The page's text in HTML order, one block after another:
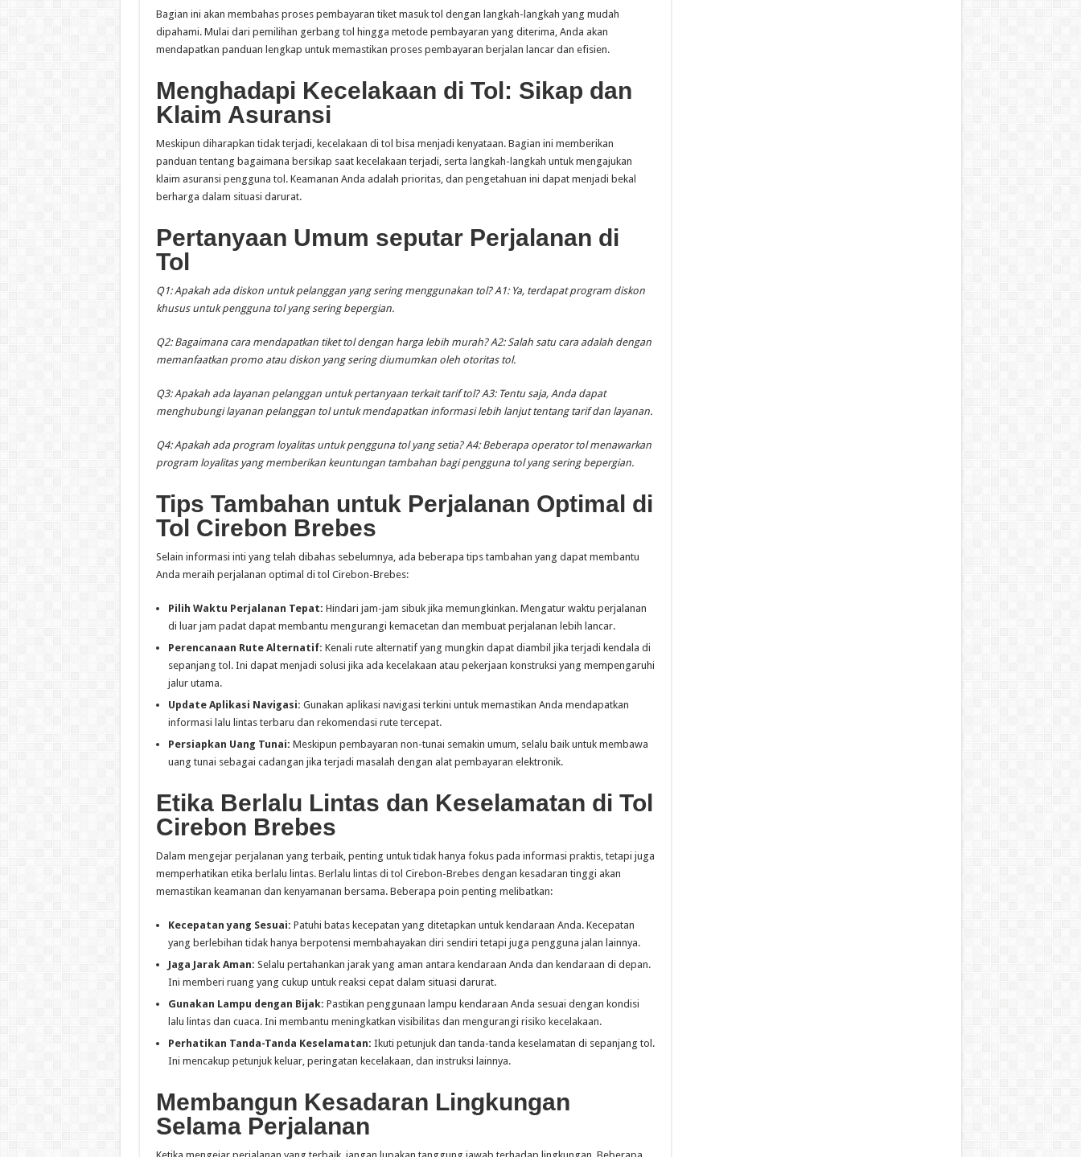
Bagian ini akan membahas proses pembayaran tiket masuk tol dengan langkah-langkah yang mudah
dipahami. Mulai dari pemilihan gerbang tol hingga metode pembayaran yang diterima, Anda akan
mendapatkan panduan lengkap untuk memastikan proses pembayaran berjalan lancar dan efisien.
Menghadapi Kecelakaan di Tol: Sikap dan
Klaim Asuransi
Meskipun diharapkan tidak terjadi, kecelakaan di tol bisa menjadi kenyataan. Bagian ini memberikan
panduan tentang bagaimana bersikap saat kecelakaan terjadi, serta langkah-langkah untuk mengajukan
klaim asuransi pengguna tol. Keamanan Anda adalah prioritas, dan pengetahuan ini dapat menjadi bekal
berharga dalam situasi darurat.
Pertanyaan Umum seputar Perjalanan di
Tol
Q1: Apakah ada diskon untuk pelanggan yang sering menggunakan tol? A1: Ya, terdapat program diskon
khusus untuk pengguna tol yang sering bepergian.
Q2: Bagaimana cara mendapatkan tiket tol dengan harga lebih murah? A2: Salah satu cara adalah dengan
memanfaatkan promo atau diskon yang sering diumumkan oleh otoritas tol.
Q3: Apakah ada layanan pelanggan untuk pertanyaan terkait tarif tol? A3: Tentu saja, Anda dapat
menghubungi layanan pelanggan tol untuk mendapatkan informasi lebih lanjut tentang tarif dan layanan.
Q4: Apakah ada program loyalitas untuk pengguna tol yang setia? A4: Beberapa operator tol menawarkan
program loyalitas yang memberikan keuntungan tambahan bagi pengguna tol yang sering bepergian.
Tips Tambahan untuk Perjalanan Optimal di
Tol Cirebon Brebes
Selain informasi inti yang telah dibahas sebelumnya, ada beberapa tips tambahan yang dapat membantu
Anda meraih perjalanan optimal di tol Cirebon-Brebes:
Pilih Waktu Perjalanan Tepat: Hindari jam-jam sibuk jika memungkinkan. Mengatur waktu perjalanan
di luar jam padat dapat membantu mengurangi kemacetan dan membuat perjalanan lebih lancar.
Perencanaan Rute Alternatif: Kenali rute alternatif yang mungkin dapat diambil jika terjadi kendala di
sepanjang tol. Ini dapat menjadi solusi jika ada kecelakaan atau pekerjaan konstruksi yang mempengaruhi
jalur utama.
Update Aplikasi Navigasi: Gunakan aplikasi navigasi terkini untuk memastikan Anda mendapatkan
informasi lalu lintas terbaru dan rekomendasi rute tercepat.
Persiapkan Uang Tunai: Meskipun pembayaran non-tunai semakin umum, selalu baik untuk membawa
uang tunai sebagai cadangan jika terjadi masalah dengan alat pembayaran elektronik.
Etika Berlalu Lintas dan Keselamatan di Tol
Cirebon Brebes
Dalam mengejar perjalanan yang terbaik, penting untuk tidak hanya fokus pada informasi praktis, tetapi juga
memperhatikan etika berlalu lintas. Berlalu lintas di tol Cirebon-Brebes dengan kesadaran tinggi akan
memastikan keamanan dan kenyamanan bersama. Beberapa poin penting melibatkan:
Kecepatan yang Sesuai: Patuhi batas kecepatan yang ditetapkan untuk kendaraan Anda. Kecepatan
yang berlebihan tidak hanya berpotensi membahayakan diri sendiri tetapi juga pengguna jalan lainnya.
Jaga Jarak Aman: Selalu pertahankan jarak yang aman antara kendaraan Anda dan kendaraan di depan.
Ini memberi ruang yang cukup untuk reaksi cepat dalam situasi darurat.
Gunakan Lampu dengan Bijak: Pastikan penggunaan lampu kendaraan Anda sesuai dengan kondisi
lalu lintas dan cuaca. Ini membantu meningkatkan visibilitas dan mengurangi risiko kecelakaan.
Perhatikan Tanda-Tanda Keselamatan: Ikuti petunjuk dan tanda-tanda keselamatan di sepanjang tol.
Ini mencakup petunjuk keluar, peringatan kecelakaan, dan instruksi lainnya.
Membangun Kesadaran Lingkungan
Selama Perjalanan